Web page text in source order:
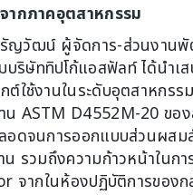
ากภาคอุตสาหกรรม
ญวัฒน์ ผู้จัดการ-ส่วนงาน
ริษัททิปโก้แอสฟัลท์ ได้นำเ
ต์ใช้งานในระดับอุตสาหกรรม
ASTM D4552M-20 ของ
ดจนการออกแบบส่วนผสม
น รวมถึงความก้าวหน้าในก
จากในห้องปฏิบัติการของ